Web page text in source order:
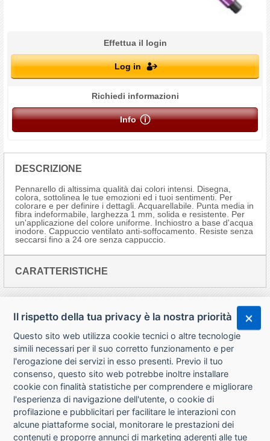
Effettua il login
Log in
Richiedi informazioni
Info
DESCRIZIONE
Pennarello di altissima qualità dai colori intensi. Disegna,
colora, sottolinea le tue emozioni ed i tuoi sentimenti. Per
colorare e per definire i dettagli. Acquarellabile. Punta media in
fibra indeformabile, larghezza 1 mm, solida e resistente. Per
un'applicazione del colore uniforme. Inchiostro a base d'acqua
inodore. Cappuccio ventilato anti-soffocamento. Resiste senza
seccarsi fino a 24 ore senza cappuccio.
CARATTERISTICHE
CHI SIAMO
CONTATTI
Il rispetto della tua privacy è la nostra priorità
Questo sito web utilizza cookie tecnici o altre tecnologie
simili necessari per il suo corretto funzionamento e per
l'erogazione dei servizi in esso presenti. Previo il tuo
consenso, questo sito web potrebbe inoltre installare
cookie con finalità statistiche per comprendere e migliorare
l'esperienza di navigazione dell'utente, o cookie di
profilazione e pubblicitari per facilitare le interazioni con
alcune piattaforme social, monitorare le prestazioni dei
contenuti e proporre annunci di marketing aderenti alle tue